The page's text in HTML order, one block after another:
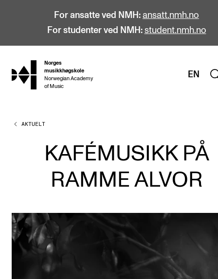
For ansatte ved NMH: ansatt.nmh.no
For studenter ved NMH: student.nmh.no
hjem
Norges
musikkhøgskole
Norwegian Academy
of Music
EN
STUDIER
Alle studier
Årsstudium og videreutdanning
Etterutdanning og kurs
Talentutvikling
AKTUELT
KAFÉMUSIKK PÅ
RAMME ALVOR